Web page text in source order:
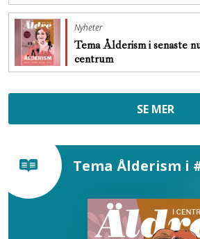
Nyheter
Tema Ålderism i senaste
centrum
SE MER
Tema Ålderism i